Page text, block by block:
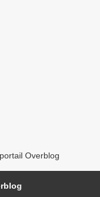
Overblog